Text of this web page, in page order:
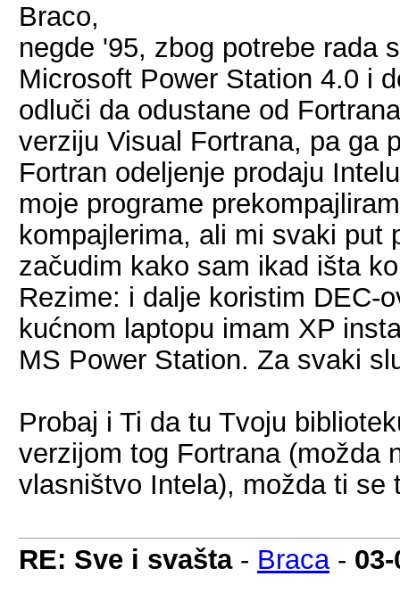
Braco,
negde '95, zbog potrebe rada
Microsoft Power Station 4.0 i
odluči da odustane od
verziju Visual Fortrana, pa ga
Fortran odeljenje prodaju
moje programe
kompajlerima, ali mi svaki put
začudim kako sam ikad išta
Rezime: i dalje koristim DEC-
kućnom laptopu imam XP
MS Power Station. Za svaki
Probaj i Ti da tu Tvoju
verzijom tog Fortrana (možda
vlasništvo Intela), možda ti se
RE: Sve i svašta- Braca-